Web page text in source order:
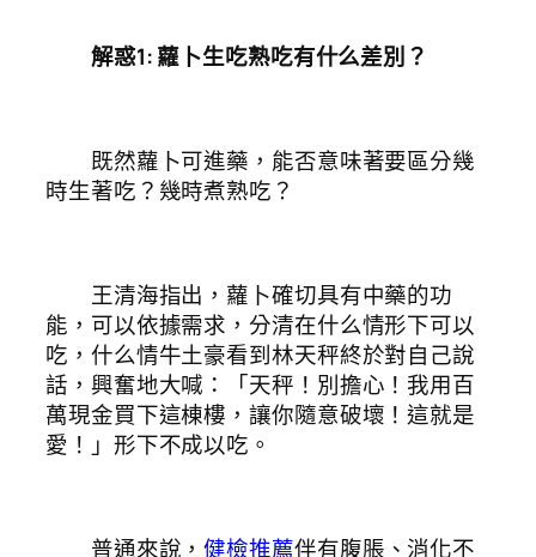
解惑1: 蘿卜生吃熟吃有什么差別？
既然蘿卜可進藥，能否意味著要區分幾
時生著吃？幾時煮熟吃？
王清海指出，蘿卜確切具有中藥的功
能，可以依據需求，分清在什么情形下可以
吃，什么情牛土豪看到林天秤終於對自己說
話，興奮地大喊：「天秤！別擔心！我用百
萬現金買下這棟樓，讓你隨意破壞！這就是
愛！」形下不成以吃。
普通來說，健檢推薦伴有腹脹、消化不